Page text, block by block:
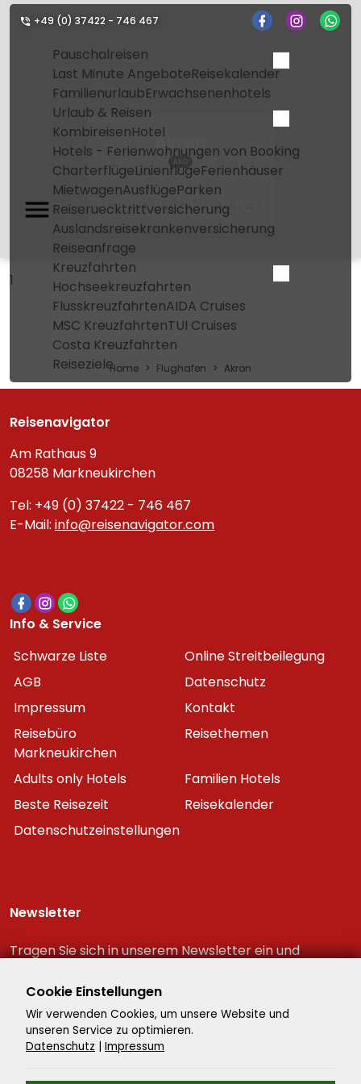
+49 (0) 37422 - 746 467
Pauschalreisen
Last Minute AngeboteReisekalender
FamilienurlaubErwachsenenhotels
Urlaub & Reisen
KombireisenHotel
Hotels - Ferienwohnungen von Booking
CharterflügeLinienflügeFerienhäuser
MietwagenAusflügeParken
Reiseruecktrittversicherung
Auslandsreisekrankenversicherung
Reiseanfrage
Kreuzfahrten
Hochseekreuzfahrten
FlusskreuzfahrtenAIDA Cruises
MSC KreuzfahrtenTUI Cruises
Costa Kreuzfahrten
Reiseziele
Akron
AKO
Home Flughafen Akron
1
Home Flughafen Akron
Reisenavigator
Am Rathaus 9
08258 Markneukirchen
Tel: +49 (0) 37422 - 746 467
E-Mail: info@reisenavigator.com
Info & Service
Schwarze Liste
Online Streitbeilegung
AGB
Datenschutz
Impressum
Kontakt
Reisebüro
Markneukirchen
Reisethemen
Adults only Hotels
Familien Hotels
Beste Reisezeit
Reisekalender
Datenschutzeinstellungen
Newsletter
Tragen Sie sich in unserem Newsletter ein und
Reiseschnäppchen!
Cookie Einstellungen
Wir verwenden Cookies, um unsere Website und
unseren Service zu optimieren.
Datenschutz | Impressum